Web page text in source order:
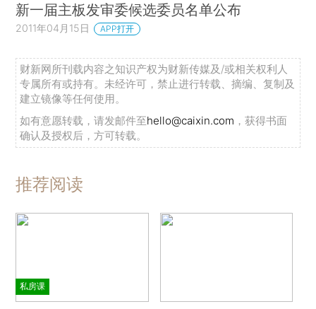
新一届主板发审委候选委员名单公布
2011年04月15日 APP打开
财新网所刊载内容之知识产权为财新传媒及/或相关权利人
专属所有或持有。未经许可，禁止进行转载、摘编、复制及
建立镜像等任何使用。
如有意愿转载，请发邮件至hello@caixin.com ，获得书面
确认及授权后，方可转载。
推荐阅读
私房课